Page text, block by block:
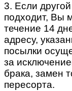
3. Если
подходит, Вы
течение 14
адресу,
посылки
за
брака, замен
пересорта.